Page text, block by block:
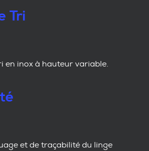
Tri
en inox à hauteur variable.
et de traçabilité du linge